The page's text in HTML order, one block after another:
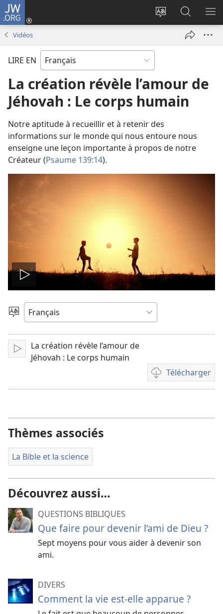
JW.ORG
Changer
langue
Se
connecter
nouvelle
sur
JW.ORG
Vidéos
LIRE EN
La création révèle l’amour de
Jéhovah : Le corps humain
Notre aptitude à recueillir et à retenir des
informations sur le monde qui nous entoure nous
enseigne une leçon importante à propos de notre
Créateur (Psaume 139:14).
Lire
la
vidéo
Choisir
langue
Lire
La création révèle l’amour de
Jéhovah : Le corps humain
Télécharger
Options
de
Thèmes associés
La Bible et la science
Découvrez aussi…
QUESTIONS BIBLIQUES
Que faire pour devenir l’ami de Dieu ?
Sept moyens pour vous aider à devenir son
ami.
DIVERS
Comment la vie est-elle apparue ?